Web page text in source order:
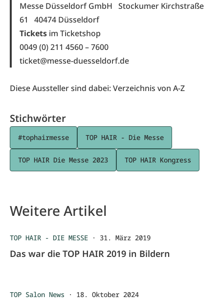
Messe Düsseldorf GmbH Stockumer Kirchstraße
61 40474 Düsseldorf
Tickets im Ticketshop
0049 (0) 211 4560 – 7600
ticket@messe-duesseldorf.de
Diese Aussteller sind dabei: Verzeichnis von A-Z
Stichwörter
#tophairmesse TOP HAIR - Die Messe
TOP HAIR Die Messe 2023 TOP HAIR Kongress
Weitere Artikel
TOP HAIR - DIE MESSE · 31. März 2019
Das war die TOP HAIR 2019 in Bildern
TOP Salon News · 18. Oktober 2024